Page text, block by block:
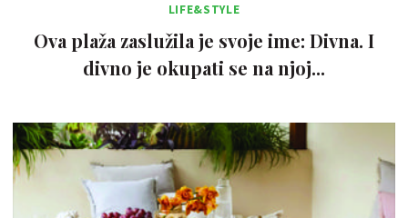
LIFE&STYLE
Ova plaža zaslužila je svoje ime: Divna. I
divno je okupati se na njoj...